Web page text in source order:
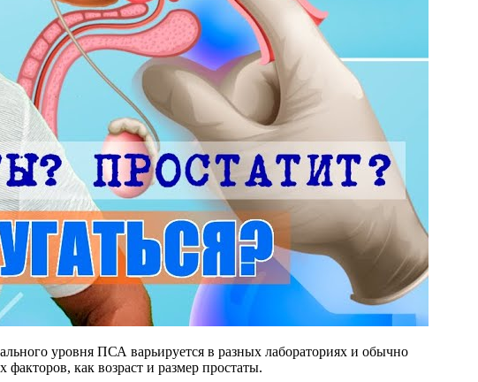
уровня ПСА варьируется в разных лабораториях и обычно
как возраст и размер простаты.